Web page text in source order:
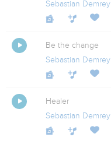
Sebastian Demrey
Be the change
Sebastian Demrey
Healer
Sebastian Demrey